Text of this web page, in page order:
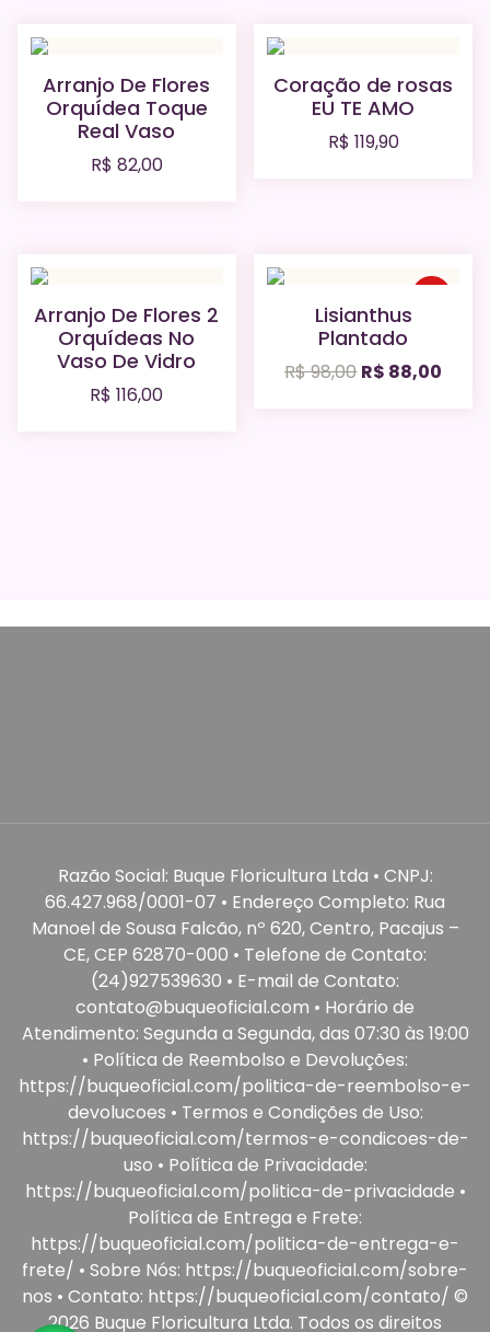
Arranjo De Flores
Orquídea Toque
Real Vaso
R$ 82,00
Coração de rosas
EU TE AMO
R$ 119,90
Arranjo De Flores 2
Orquídeas No
Vaso De Vidro
R$ 116,00
Lisianthus
Plantado
R$98,00 O
R$ 88,00
Razão Social: Buque Floricultura Ltda • CNPJ:
66.427.968/0001-07 • Endereço Completo: Rua
Manoel de Sousa Falcão, nº 620, Centro, Pacajus –
CE, CEP 62870-000 • Telefone de Contato:
(24)927539630 • E-mail de Contato:
contato@buqueoficial.com • Horário de
Atendimento: Segunda a Segunda, das 07:30 às 19:00
• Política de Reembolso e Devoluções:
https://buqueoficial.com/politica-de-reembolso-e-
devolucoes • Termos e Condições de Uso:
https://buqueoficial.com/termos-e-condicoes-de-
uso • Política de Privacidade:
https://buqueoficial.com/politica-de-privacidade •
Política de Entrega e Frete:
https://buqueoficial.com/politica-de-entrega-e-
frete/ • Sobre Nós: https://buqueoficial.com/sobre-
nos • Contato: https://buqueoficial.com/contato/ ©
2026 Buque Floricultura Ltda. Todos os direitos